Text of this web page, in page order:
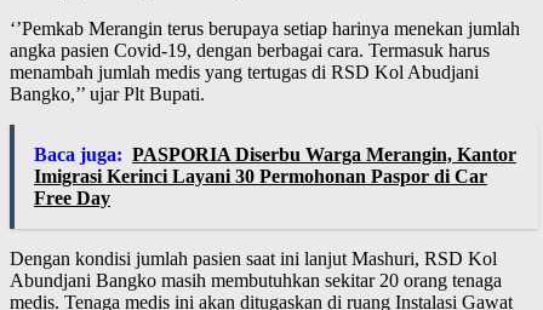
‘’Pemkab Merangin terus berupaya setiap harinya menekan jumlah
angka pasien Covid-19, dengan berbagai cara. Termasuk harus
menambah jumlah medis yang tertugas di RSD Kol Abudjani
Bangko,’’ ujar Plt Bupati.
Baca juga: PASPORIA Diserbu Warga Merangin, Kantor
Imigrasi Kerinci Layani 30 Permohonan Paspor di Car
Free Day
Dengan kondisi jumlah pasien saat ini lanjut Mashuri, RSD Kol
Abundjani Bangko masih membutuhkan sekitar 20 orang tenaga
medis. Tenaga medis ini akan ditugaskan di ruang Instalasi Gawat